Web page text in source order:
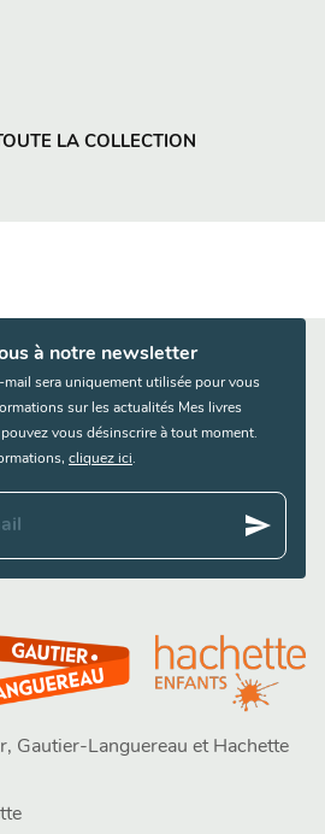
LA COLLECTION
à notre newsletter
mail sera uniquement utilisée pour vous
sur les actualités Mes livres
vous désinscrire à tout moment.
cliquez ici.
send
Gautier-Languereau et Hachette